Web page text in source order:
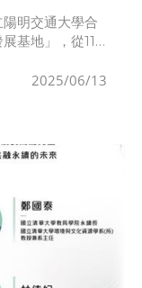
明交通大學合
基地」，從111
與AI基礎知識為
2025/06/13